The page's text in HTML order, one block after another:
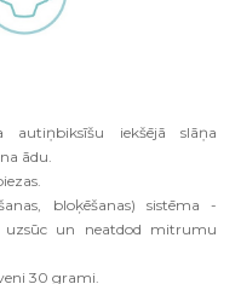
iekšējā slāņa
ādu.
bloķēšanas) sistēma -
uzsūc un neatdod mitrumu
30 grami.